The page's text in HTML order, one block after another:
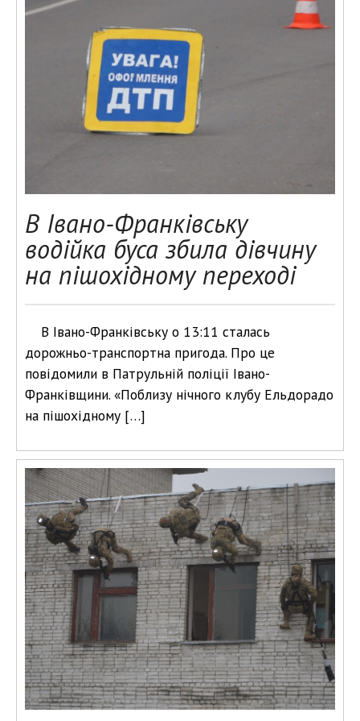
В Івано-Франківську
водійка буса збила дівчину
на пішохідному переході
В Івано-Франківську о 13:11 сталась
дорожньо-транспортна пригода. Про це
повідомили в Патрульній поліції Івано-
Франківщини. «Поблизу нічного клубу Ельдорадо
на пішохідному […]